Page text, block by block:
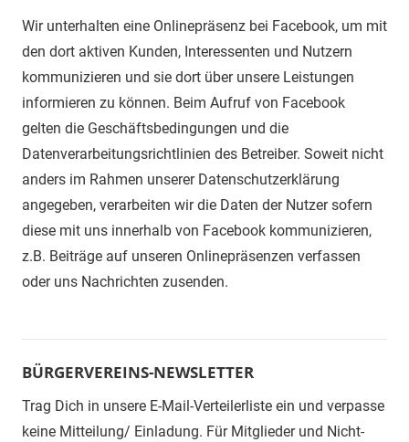
Wir unterhalten eine Onlinepräsenz bei Facebook, um mit
den dort aktiven Kunden, Interessenten und Nutzern
kommunizieren und sie dort über unsere Leistungen
informieren zu können. Beim Aufruf von Facebook
gelten die Geschäftsbedingungen und die
Datenverarbeitungsrichtlinien des Betreiber. Soweit nicht
anders im Rahmen unserer Datenschutzerklärung
angegeben, verarbeiten wir die Daten der Nutzer sofern
diese mit uns innerhalb von Facebook kommunizieren,
z.B. Beiträge auf unseren Onlinepräsenzen verfassen
oder uns Nachrichten zusenden.
BÜRGERVEREINS-NEWSLETTER
Trag Dich in unsere E-Mail-Verteilerliste ein und verpasse
keine Mitteilung/ Einladung. Für Mitglieder und Nicht-